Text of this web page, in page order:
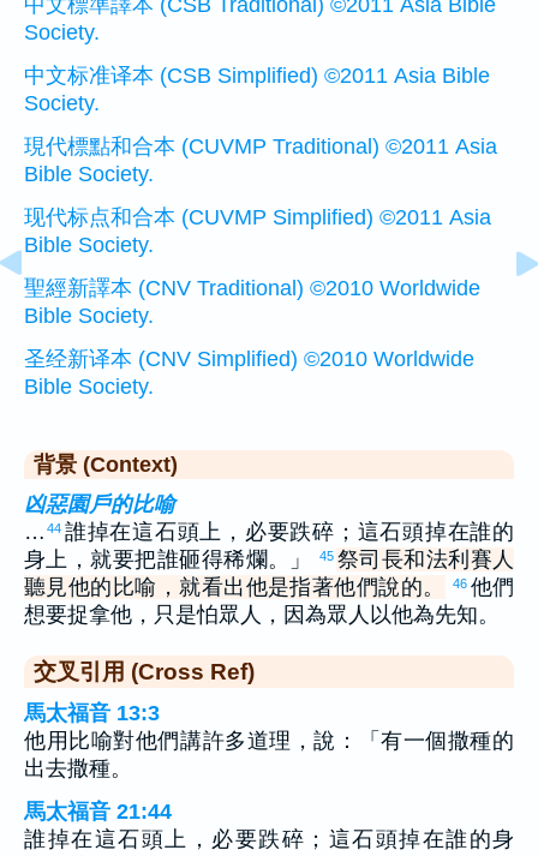
中文標準譯本 (CSB Traditional) ©2011 Asia Bible
Society.
中文标准译本 (CSB Simplified) ©2011 Asia Bible
Society.
現代標點和合本 (CUVMP Traditional) ©2011 Asia
Bible Society.
现代标点和合本 (CUVMP Simplified) ©2011 Asia
Bible Society.
聖經新譯本 (CNV Traditional) ©2010 Worldwide
Bible Society.
圣经新译本 (CNV Simplified) ©2010 Worldwide
Bible Society.
背景 (Context)
凶惡園戶的比喻
… 44 誰掉在這石頭上，必要跌碎；這石頭掉在誰的
身上，就要把誰砸得稀爛。」
45 祭司長和法利賽人
聽見他的比喻，就看出他是指著他們說的。
46 他們
想要捉拿他，只是怕眾人，因為眾人以他為先知。
交叉引用 (Cross Ref)
馬太福音 13:3
他用比喻對他們講許多道理，說：「有一個撒種的
出去撒種。
馬太福音 21:44
誰掉在這石頭上，必要跌碎；這石頭掉在誰的身